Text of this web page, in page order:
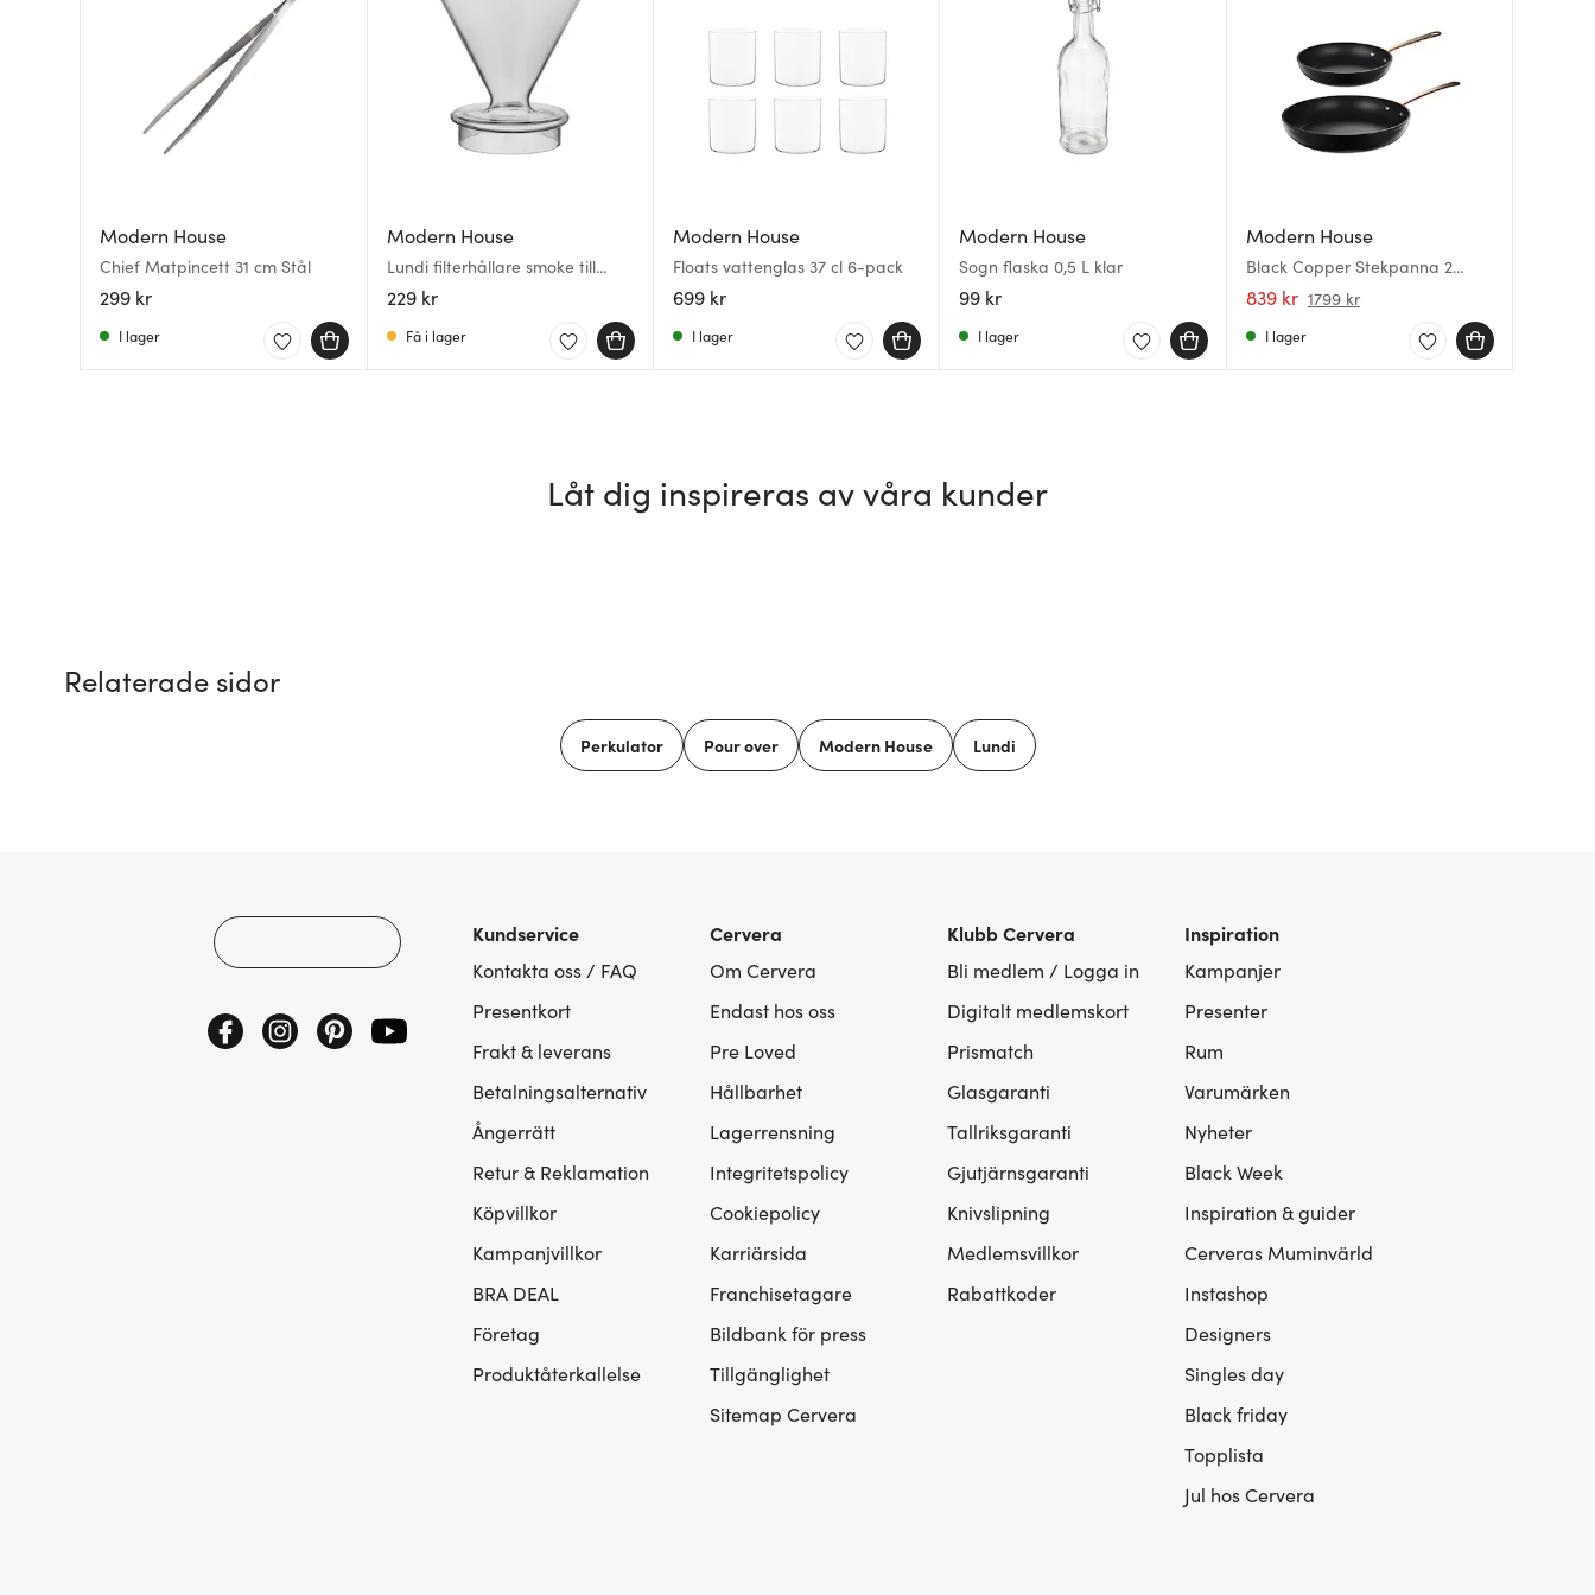
Modern House
Chief Matpincett 31 cm Stål
299 kr
I lager
Modern House
Lundi filterhållare smoke till
kaffebryggare
229 kr
Få i lager
Modern House
Floats vattenglas 37 cl 6-pack
699 kr
I lager
Modern House
Sogn flaska 0,5 L klar
99 kr
I lager
Modern House
Black Copper Stekpanna 2
delar 20+28 cm Svart/Koppar
839 kr 1799 kr
I lager
Låt dig inspireras av våra kunder
Relaterade sidor
Perkulator Pour over Modern House Lundi
Kundservice
Kontakta oss / FAQ
Presentkort
Frakt & leverans
Betalningsalternativ
Ångerrätt
Retur & Reklamation
Köpvillkor
Kampanjvillkor
BRA DEAL
Företag
Produktåterkallelse
Cervera
Om Cervera
Endast hos oss
Pre Loved
Hållbarhet
Lagerrensning
Integritetspolicy
Cookiepolicy
Karriärsida
Franchisetagare
Bildbank för press
Tillgänglighet
Sitemap Cervera
Klubb Cervera
Bli medlem / Logga in
Digitalt medlemskort
Prismatch
Glasgaranti
Tallriksgaranti
Gjutjärnsgaranti
Knivslipning
Medlemsvillkor
Rabattkoder
Inspiration
Kampanjer
Presenter
Rum
Varumärken
Nyheter
Black Week
Inspiration & guider
Cerveras Muminvärld
Instashop
Designers
Singles day
Black friday
Topplista
Jul hos Cervera